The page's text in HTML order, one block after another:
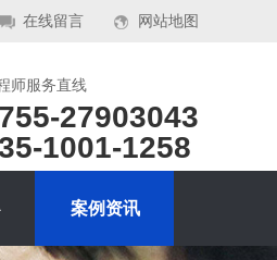
在线留言 网站地图
师服务直线
27903043
1001-1258
案例资讯